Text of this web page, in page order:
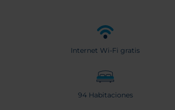
Internet Wi-Fi gratis
94 Habitaciones